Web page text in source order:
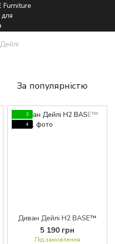
Дейлі
За популярністю
3
4
Диван Дейлі Н2 BASE™
5 190 грн
Під замовлення